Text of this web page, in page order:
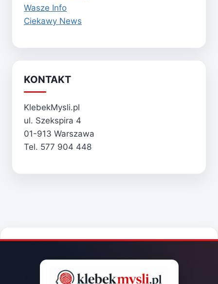
Wasze Info
Ciekawy News
KONTAKT
KlebekMysli.pl
ul. Szekspira 4
01-913 Warszawa
Tel. 577 904 448